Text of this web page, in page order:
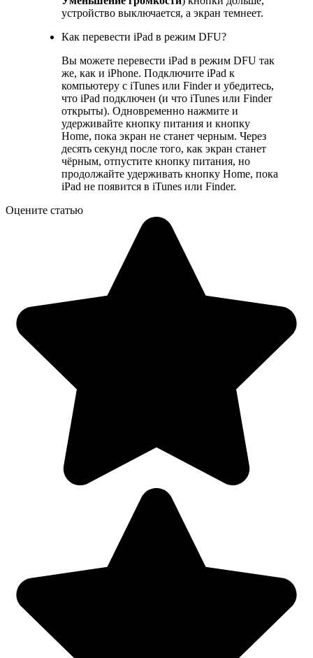
устройство выключается, а экран темнеет.
Как перевести iPad в режим DFU?
Вы можете перевести iPad в режим DFU так
же, как и iPhone. Подключите iPad к
компьютеру с iTunes или Finder и убедитесь,
что iPad подключен (и что iTunes или Finder
открыты). Одновременно нажмите и
удерживайте кнопку питания и кнопку
Home, пока экран не станет черным. Через
десять секунд после того, как экран станет
чёрным, отпустите кнопку питания, но
продолжайте удерживать кнопку Home, пока
iPad не появится в iTunes или Finder.
Оцените статью